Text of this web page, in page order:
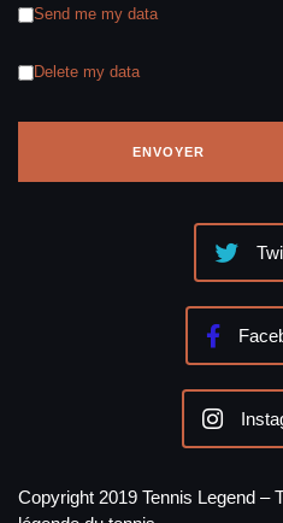
Send me my data
Delete my data
Copyright 2019 Tennis Legend –